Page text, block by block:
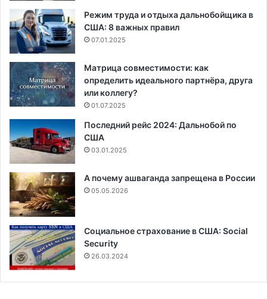
Режим труда и отдыха дальнобойщика в
США: 8 важных правил
07.01.2025
Матрица совместимости: как
определить идеального партнёра, друга
или коллегу?
01.07.2025
Последний рейс 2024: Дальнобой по
США
03.01.2025
А почему ашваганда запрещена в России
05.05.2026
Социальное страхование в США: Social
Security
26.03.2024